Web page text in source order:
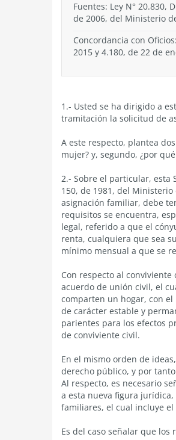
Fuentes: Ley N° 20.830,
de 2006, del Ministerio
Concordancia con
2015 y 4.180, de 22 de
1.- Usted se ha dirigido a
tramitación la solicitud de
A este respecto, plantea
mujer? y, segundo, ¿por
2.- Sobre el particular, esta
150, de 1981, del
asignación familiar, debe
requisitos se encuentra,
legal, referido a que el
renta, cualquiera que sea
mínimo mensual a que se
Con respecto al
acuerdo de unión civil, el
comparten un hogar, con
de carácter estable y
parientes para los efectos
de conviviente civil.
En el mismo orden de
derecho público, y por
Al respecto, es necesario
a esta nueva figura
familiares, el cual incluye
Es del caso señalar que